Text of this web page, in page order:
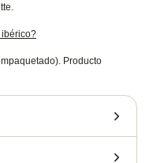
Producto